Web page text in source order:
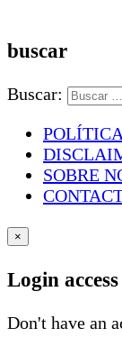
buscar
Buscar:
SOBRE
×
Login
Don't have an